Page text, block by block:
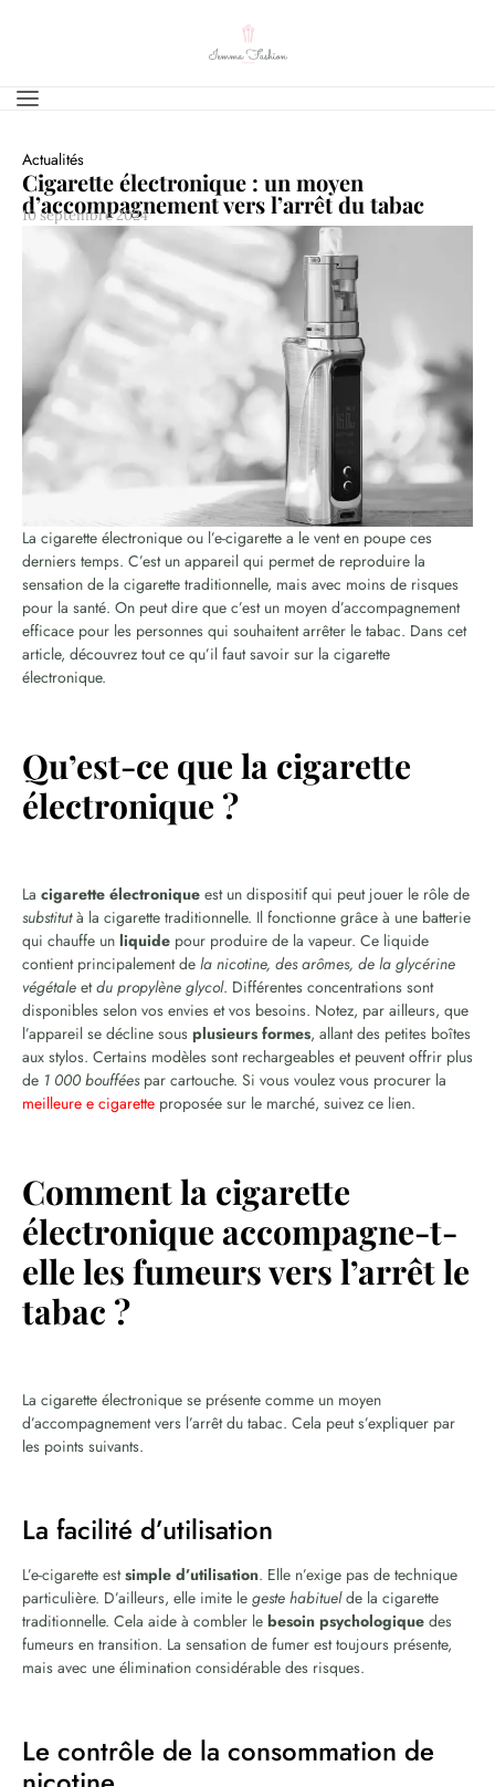
Actualités
Cigarette électronique : un moyen
d’accompagnement vers l’arrêt du tabac
10 septembre 2024
La cigarette électronique ou l’e-cigarette a le vent en poupe ces
derniers temps. C’est un appareil qui permet de reproduire la
sensation de la cigarette traditionnelle, mais avec moins de risques
pour la santé. On peut dire que c’est un moyen d’accompagnement
efficace pour les personnes qui souhaitent arrêter le tabac. Dans cet
article, découvrez tout ce qu’il faut savoir sur la cigarette
électronique.
Qu’est-ce que la cigarette
électronique ?
La cigarette électronique est un dispositif qui peut jouer le rôle de
substitutà la cigarette traditionnelle. Il fonctionne grâce à une batterie
qui chauffe un liquide pour produire de la vapeur. Ce liquide
contient principalement de la nicotine, des arômes, de la glycérine
végétale etdu propylène glycol. Différentes concentrations sont
disponibles selon vos envies et vos besoins. Notez, par ailleurs, que
l’appareil se décline sous plusieurs formes, allant des petites boîtes
aux stylos. Certains modèles sont rechargeables et peuvent offrir plus
de 1 000 boufféespar cartouche. Si vous voulez vous procurer la
meilleure e cigarette proposée sur le marché, suivez ce lien.
Comment la cigarette
électronique accompagne-t-
elle les fumeurs vers l’arrêt le
tabac ?
La cigarette électronique se présente comme un moyen
d’accompagnement vers l’arrêt du tabac. Cela peut s’expliquer par
les points suivants.
La facilité d’utilisation
L’e-cigarette estsimple d’utilisation. Elle n’exige pas de technique
particulière. D’ailleurs, elle imite le geste habituelde la cigarette
traditionnelle. Cela aide à combler le besoin psychologique des
fumeurs en transition. La sensation de fumer est toujours présente,
mais avec une élimination considérable des risques.
Le contrôle de la consommation de